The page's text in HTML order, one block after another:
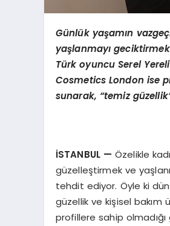
Günlük yaşamın
yaşlanmayı geciktirmek
Türk oyuncu Serel
Cosmetics London ise
sunarak, “temiz
İSTANBUL — Özelikle
güzelleştirmek ve
tehdit ediyor. Öyle ki
güzellik ve kişisel bakım
profillere sahip olmadığı